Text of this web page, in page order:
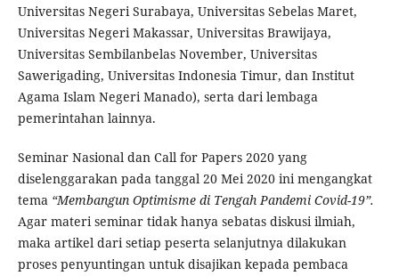
Universitas Negeri Surabaya, Universitas Sebelas Maret,
Universitas Negeri Makassar, Universitas Brawijaya,
Universitas Sembilanbelas November, Universitas
Sawerigading, Universitas Indonesia Timur, dan Institut
Agama Islam Negeri Manado), serta dari lembaga
pemerintahan lainnya.
Seminar Nasional dan Call for Papers 2020 yang
diselenggarakan pada tanggal 20 Mei 2020 ini mengangkat
tema “Membangun Optimisme di Tengah Pandemi Covid-19”.
Agar materi seminar tidak hanya sebatas diskusi ilmiah,
maka artikel dari setiap peserta selanjutnya dilakukan
proses penyuntingan untuk disajikan kepada pembaca